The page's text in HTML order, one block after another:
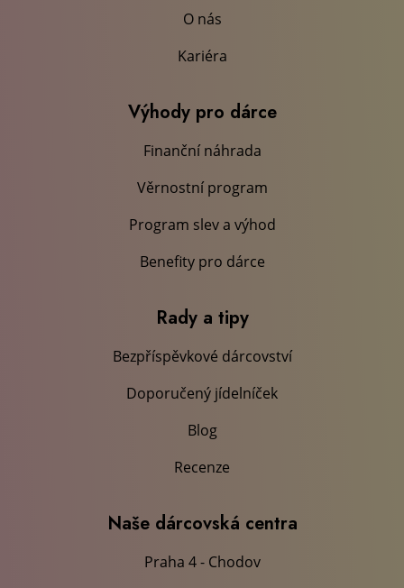
O nás
Kariéra
Výhody pro dárce
Finanční náhrada
Věrnostní program
Program slev a výhod
Benefity pro dárce
Rady a tipy
Bezpříspěvkové dárcovství
Doporučený jídelníček
Blog
Recenze
Naše dárcovská centra
Praha 4 - Chodov